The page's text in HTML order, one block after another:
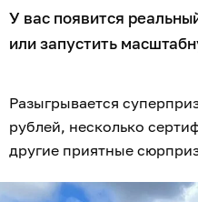
У вас появится
или запустить
Разыгрывается
рублей, несколько
другие приятные